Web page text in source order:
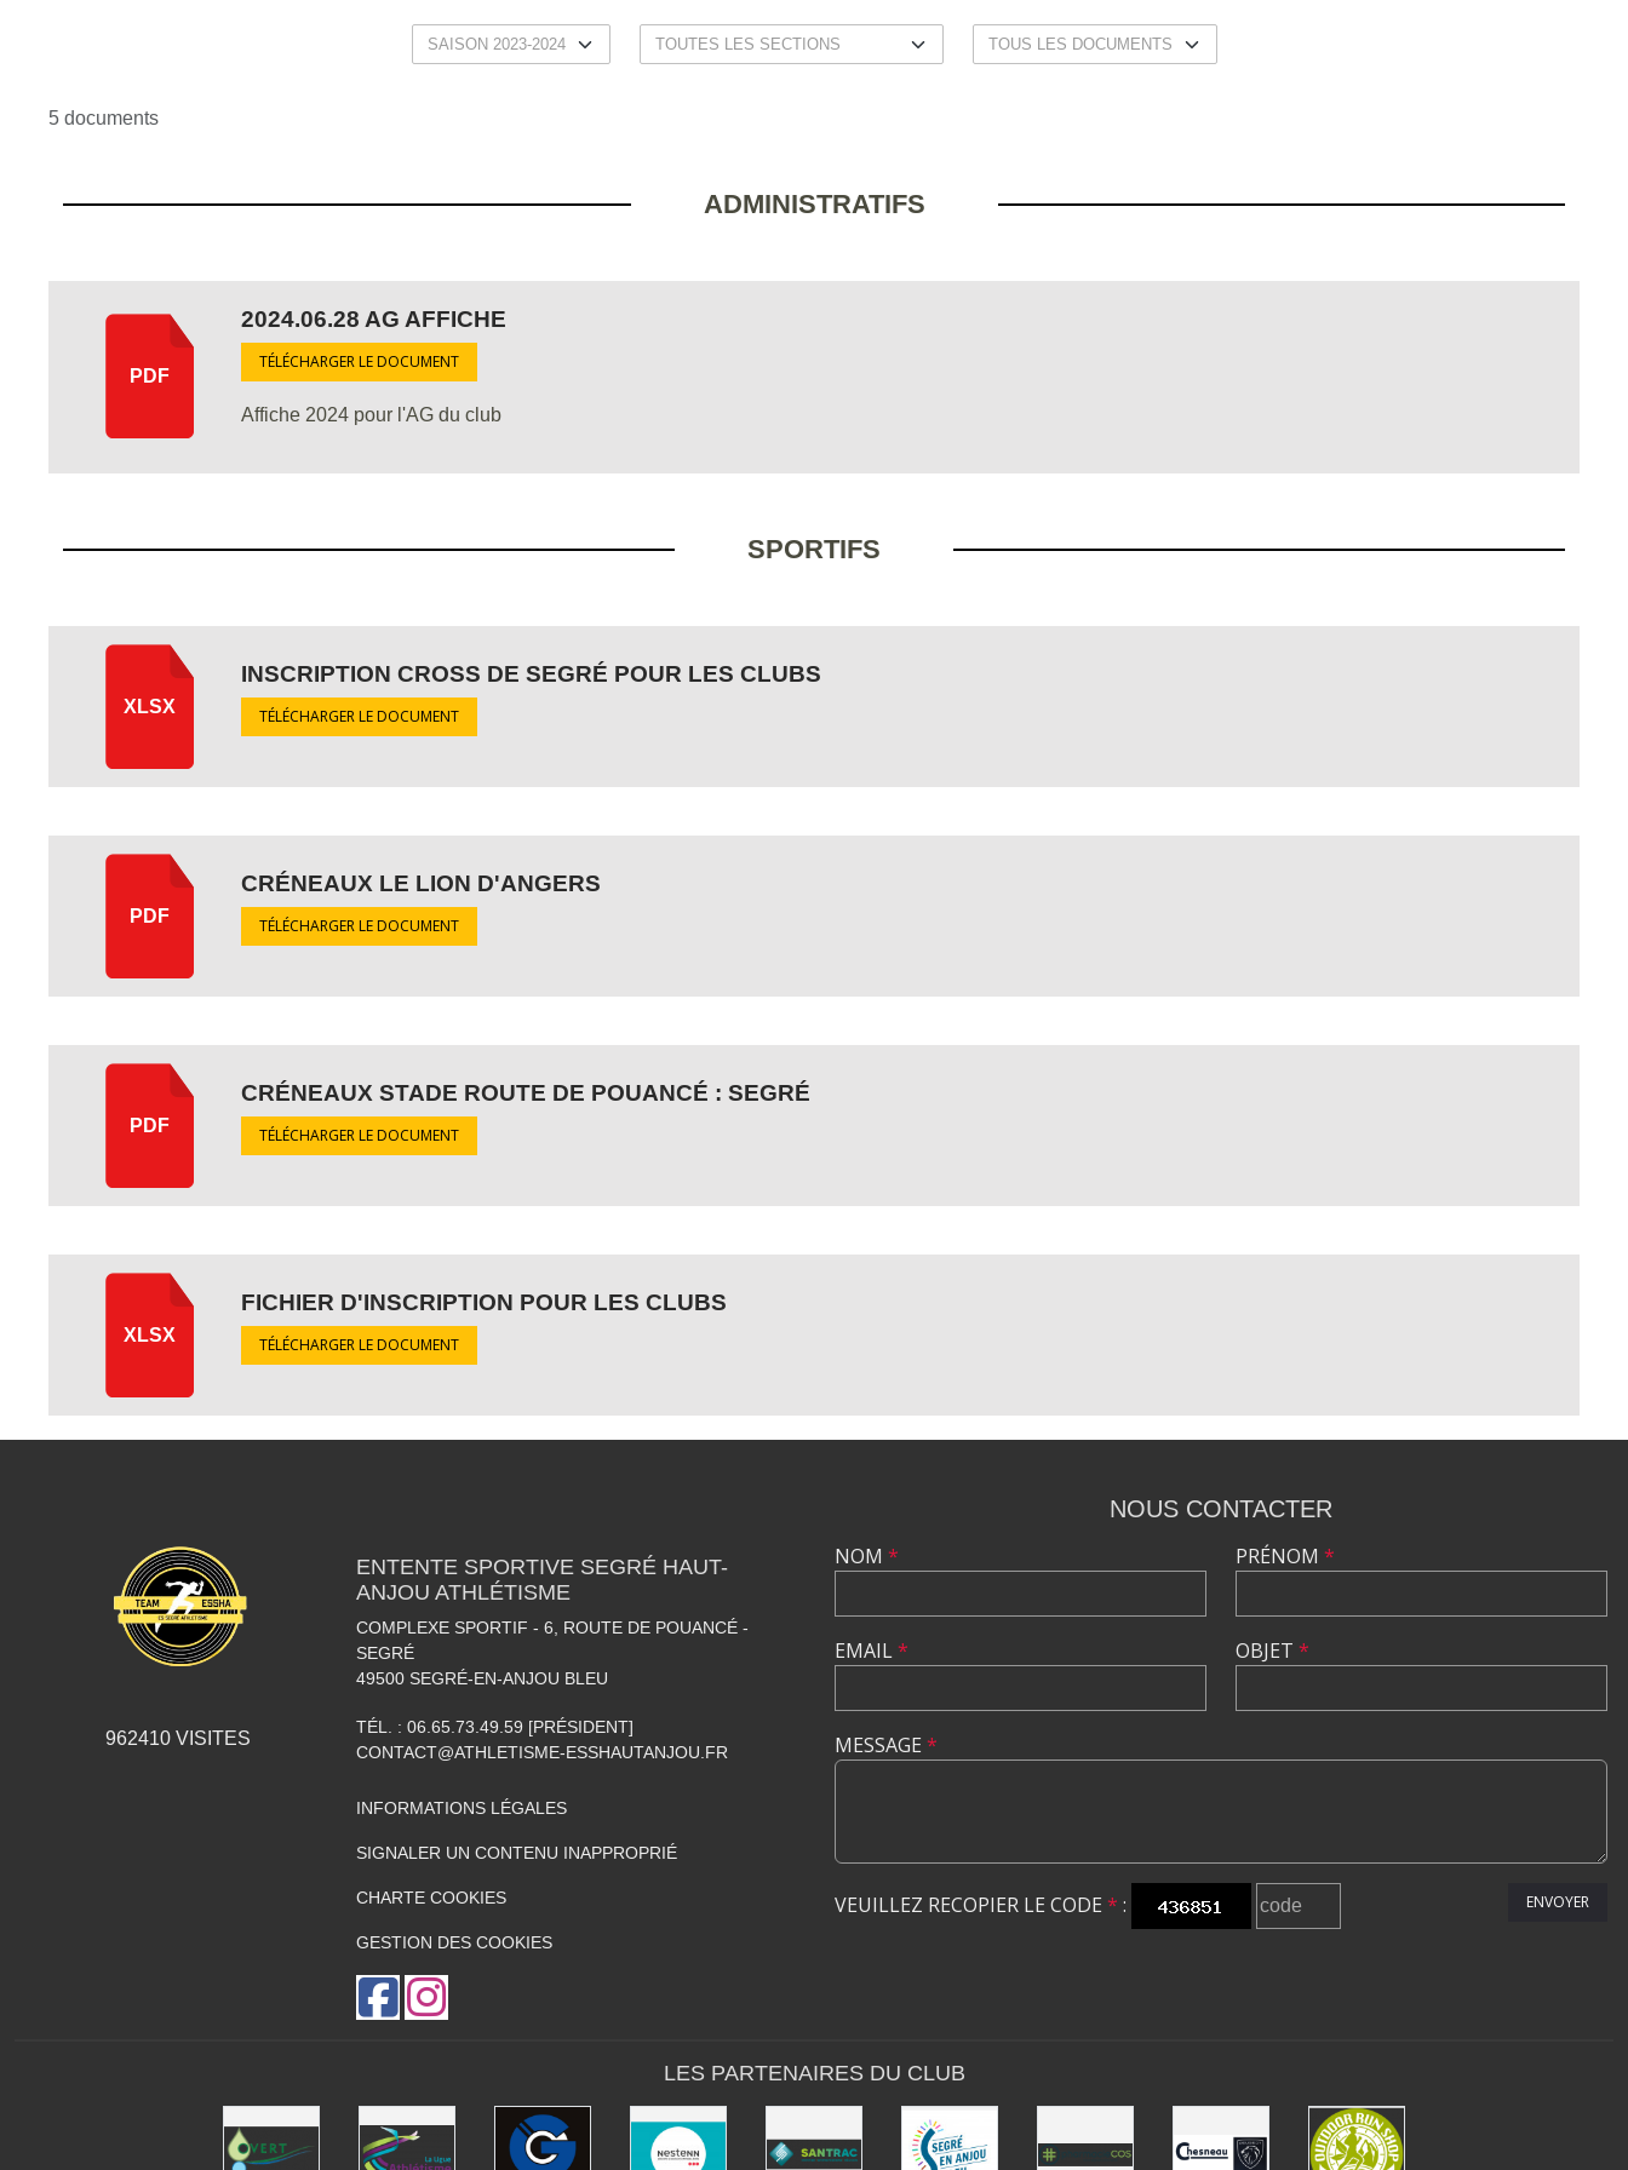
5 documents
ADMINISTRATIFS
PDF
2024.06.28 AG AFFICHE
TÉLÉCHARGER LE DOCUMENT
Affiche 2024 pour l'AG du club
SPORTIFS
XLSX
INSCRIPTION CROSS DE SEGRÉ POUR LES CLUBS
TÉLÉCHARGER LE DOCUMENT
PDF
CRÉNEAUX LE LION D'ANGERS
TÉLÉCHARGER LE DOCUMENT
PDF
CRÉNEAUX STADE ROUTE DE POUANCÉ : SEGRÉ
TÉLÉCHARGER LE DOCUMENT
XLSX
FICHIER D'INSCRIPTION POUR LES CLUBS
TÉLÉCHARGER LE DOCUMENT
962410 VISITES
ENTENTE SPORTIVE SEGRÉ HAUT-
ANJOU ATHLÉTISME
COMPLEXE SPORTIF - 6, ROUTE DE POUANCÉ -
SEGRÉ
49500 SEGRÉ-EN-ANJOU BLEU
TÉL. : 06.65.73.49.59 [PRÉSIDENT]
CONTACT@ATHLETISME-ESSHAUTANJOU.FR
INFORMATIONS LÉGALES
SIGNALER UN CONTENU INAPPROPRIÉ
CHARTE COOKIES
GESTION DES COOKIES
NOUS CONTACTER
NOM *
EMAIL*
PRÉNOM *
OBJET *
MESSAGE *
VEUILLEZ RECOPIER LE CODE * : ENVOYER
LES PARTENAIRES DU CLUB